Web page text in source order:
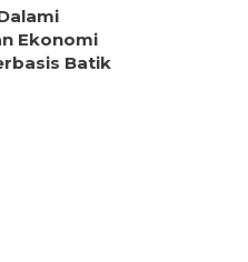
Ekonomi
Batik